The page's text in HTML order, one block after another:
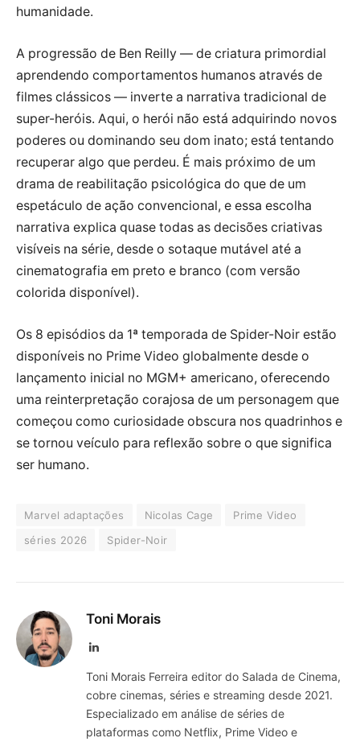
humanidade.
A progressão de Ben Reilly — de criatura primordial
aprendendo comportamentos humanos através de
filmes clássicos — inverte a narrativa tradicional de
super-heróis. Aqui, o herói não está adquirindo novos
poderes ou dominando seu dom inato; está tentando
recuperar algo que perdeu. É mais próximo de um
drama de reabilitação psicológica do que de um
espetáculo de ação convencional, e essa escolha
narrativa explica quase todas as decisões criativas
visíveis na série, desde o sotaque mutável até a
cinematografia em preto e branco (com versão
colorida disponível).
Os 8 episódios da 1ª temporada de Spider-Noir estão
disponíveis no Prime Video globalmente desde o
lançamento inicial no MGM+ americano, oferecendo
uma reinterpretação corajosa de um personagem que
começou como curiosidade obscura nos quadrinhos e
se tornou veículo para reflexão sobre o que significa
ser humano.
Marvel adaptações Nicolas Cage
Prime Video
séries 2026
Spider-Noir
Toni Morais
LinkedIn
Toni Morais Ferreira editor do Salada de Cinema,
cobre cinemas, séries e streaming desde 2021.
Especializado em análise de séries de
plataformas como Netflix, Prime Video e